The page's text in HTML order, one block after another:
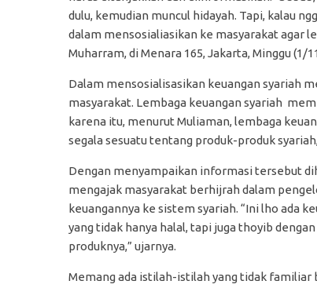
dulu, kemudian muncul hidayah. Tapi, kalau
dalam mensosialiasikan ke masyarakat agar
Muharram, di Menara 165, Jakarta, Minggu (1/
Dalam mensosialisasikan keuangan syariah
masyarakat. Lembaga keuangan syariah
karena itu, menurut Muliaman, lembaga
segala sesuatu tentang produk-produk
Dengan menyampaikan informasi tersebut
mengajak masyarakat berhijrah dalam
keuangannya ke sistem syariah. “Ini lho ada
yang tidak hanya halal, tapi juga thoyib
produknya,” ujarnya.
Memang ada istilah-istilah yang tidak familiar